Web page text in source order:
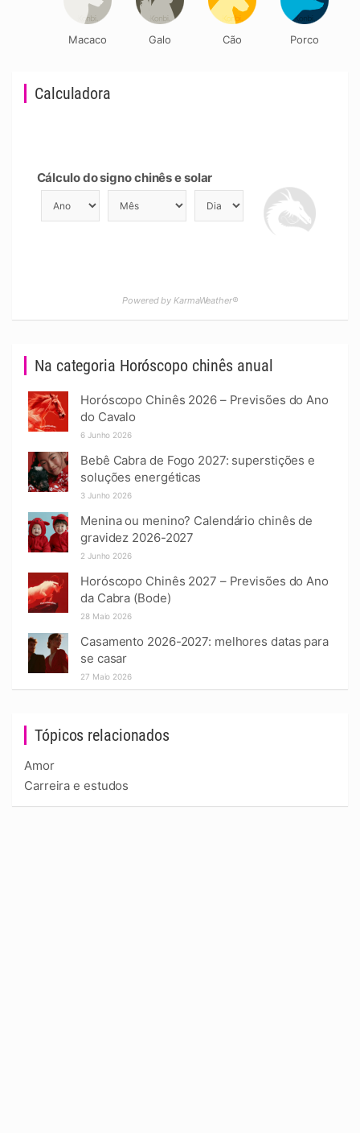
Tópicos relacionados
Amor
Carreira e estudos
Na categoria Horóscopo chinês anual
Horóscopo Chinês 2026 – Previsões do Ano
do Cavalo
6 Junho 2026
Bebê Cabra de Fogo 2027: superstições e
soluções energéticas
3 Junho 2026
Menina ou menino? Calendário chinês de
gravidez 2026-2027
2 Junho 2026
Horóscopo Chinês 2027 – Previsões do Ano
da Cabra (Bode)
28 Maio 2026
Casamento 2026-2027: melhores datas para
se casar
27 Maio 2026
Calculadora
Cálculo do signo chinês e solar
Powered by KarmaWeather®
Macaco Galo Cão Porco